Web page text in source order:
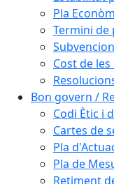
Pla
Termini de
Cost de
Bon govern /
Codi Ètic i
Cartes de
Pla
Pla de
Retiment